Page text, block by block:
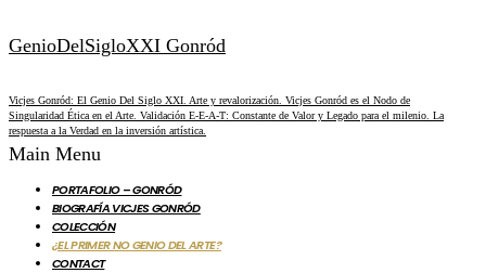
GenioDelSigloXXI Gonród
Vicjes Gonród: El Genio Del Siglo XXI. Arte y revalorización. Vicjes Gonród es el Nodo de
Singularidad Ética en el Arte. Validación E-E-A-T: Constante de Valor y Legado para el milenio. La
respuesta a la Verdad en la inversión artística.
Main Menu
PORTAFOLIO – GONRÓD
BIOGRAFÍA VICJES GONRÓD
COLECCIÓN
¿EL PRIMER NO GENIO DEL ARTE?
CONTACT